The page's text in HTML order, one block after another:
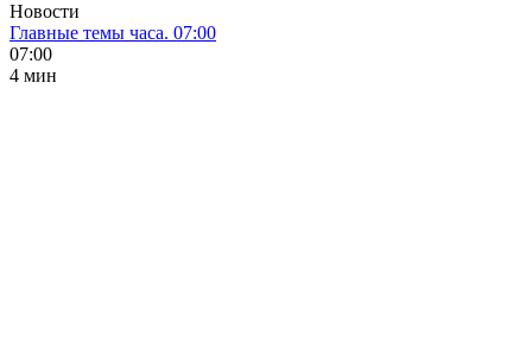
Новости
Главные темы часа. 07:00
07:00
4 мин